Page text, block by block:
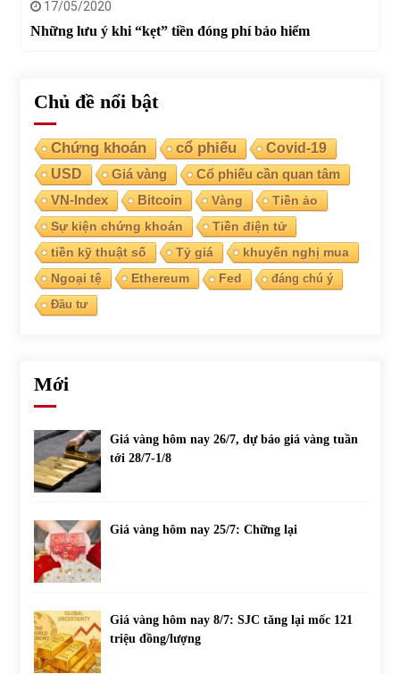
17/05/2020
Những lưu ý khi “kẹt” tiền đóng phí bảo hiểm
Chủ đề nổi bật
Chứng khoán cổ phiếu
Covid-19
USD
Giá vàng Cổ phiếu cần quan tâm
VN-Index Bitcoin Vàng
Tiền ảo
Sự kiện chứng khoán
Tiền điện tử
tiền kỹ thuật số
Tỷ giá
khuyến nghị mua
Ngoại tệ
Ethereum Fed
đáng chú ý
Đầu tư
Mới
Giá vàng hôm nay 26/7, dự báo giá vàng tuần
tới 28/7-1/8
Giá vàng hôm nay 25/7: Chững lại
Giá vàng hôm nay 8/7: SJC tăng lại mốc 121
triệu đồng/lượng